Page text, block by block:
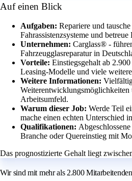
Auf einen Blick
Aufgaben: Repariere und
Fahrassistenzsysteme und betreue
Unternehmen: Carglass® -
Fahrzeugglasreparatur in
Vorteile: Einstiegsgehalt ab
Leasing-Modelle und viele
Weitere Informationen:
Weiterentwicklungsmöglichkeiten
Arbeitsumfeld.
Warum dieser Job: Werde Teil
mache einen echten Unterschied
Qualifikationen:
Branche oder Quereinstieg mit
Das prognostizierte Gehalt liegt
Wir sind mit mehr als 2.800